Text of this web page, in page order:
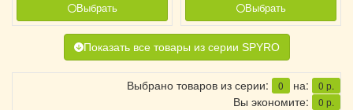
Выбрать Выбрать
Показать все товары из серии SPYRO
Выбрано товаров из серии: 0 на: 0 р.
Вы экономите: 0 р.